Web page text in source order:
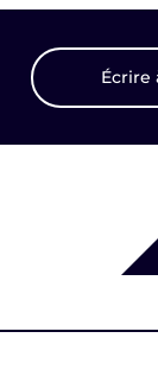
Écrire